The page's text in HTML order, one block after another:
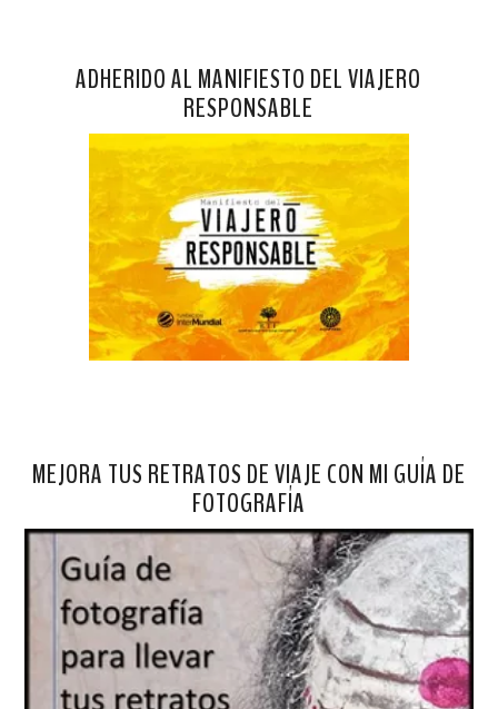
ADHERIDO AL MANIFIESTO DEL VIAJERO
RESPONSABLE
MEJORA TUS RETRATOS DE VIAJE CON MI GUÍA DE
FOTOGRAFÍA